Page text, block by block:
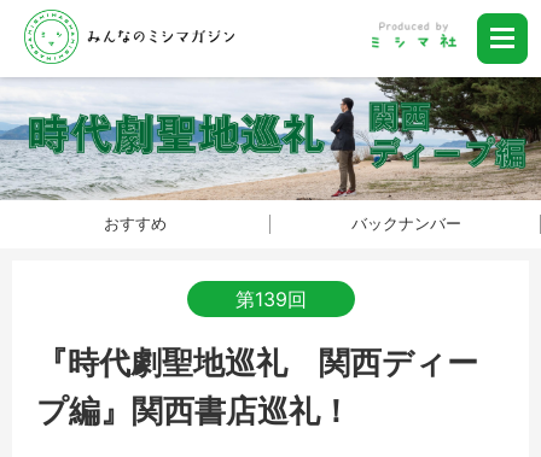
おすすめ バックナンバー
第139回
『時代劇聖地巡礼 関西ディー
プ編』関西書店巡礼！